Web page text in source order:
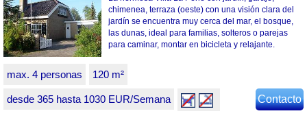
chimenea, terraza (oeste) con una visión clara del
jardín se encuentra muy cerca del mar, el bosque,
las dunas, ideal para familias, solteros o parejas
para caminar, montar en bicicleta y relajante.
max. 4 personas 120 m²
desde 365 hasta 1030 EUR/Semana Contacto